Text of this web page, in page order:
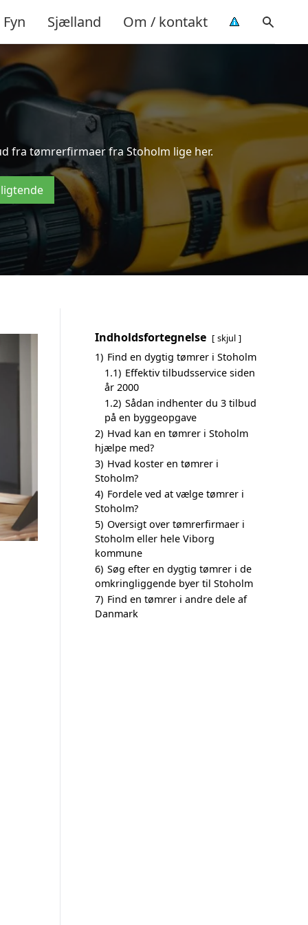
Fyn Sjælland Om / kontakt
fra tømrerfirmaer fra Stoholm lige her.
Indholdsfortegnelse skjul
1) Find en dygtig tømrer i Stoholm
1.1) Effektiv tilbudsservice siden
år 2000
1.2) Sådan indhenter du 3 tilbud
på en byggeopgave
2) Hvad kan en tømrer i Stoholm
hjælpe med?
3) Hvad koster en tømrer i
Stoholm?
4) Fordele ved at vælge tømrer i
Stoholm?
5) Oversigt over tømrerfirmaer i
Stoholm eller hele Viborg
kommune
6) Søg efter en dygtig tømrer i de
omkringliggende byer til Stoholm
7) Find en tømrer i andre dele af
Danmark